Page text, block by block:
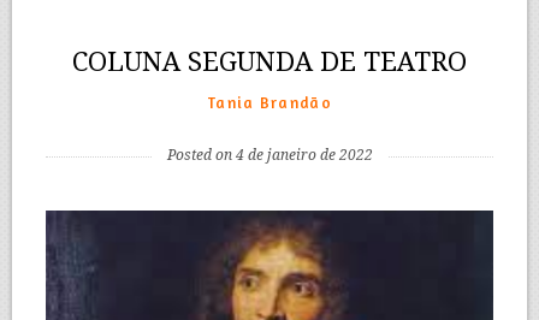
COLUNA SEGUNDA DE TEATRO
Tania Brandão
Posted on 4 de janeiro de 2022